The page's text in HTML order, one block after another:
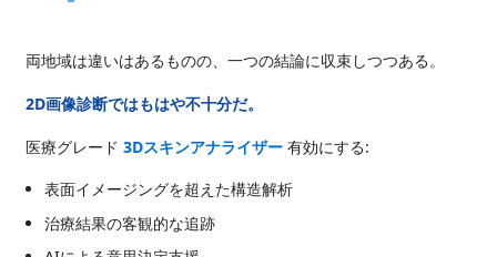
両地域は違いはあるものの、一つの結論に収束しつつある。
2D画像診断ではもはや不十分だ。
医療グレード 3Dスキンアナライザー有効にする:
表面イメージングを超えた構造解析
治療結果の客観的な追跡